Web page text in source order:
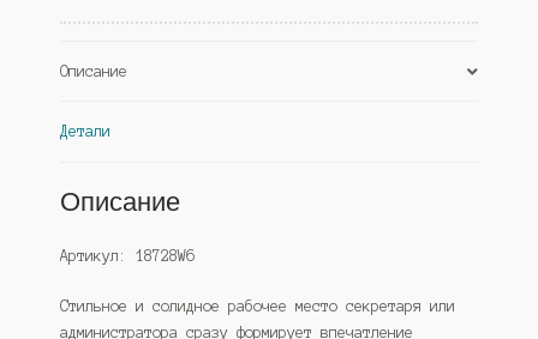
Описание
Детали
Описание
Артикул: 18728W6
Стильное и солидное рабочее место секретаря или
администратора сразу формирует впечатление